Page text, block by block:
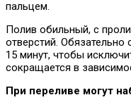
пальцем.
Полив обильный, с
отверстий. Обязательно
15 минут, чтобы
сокращается в
При переливе могут